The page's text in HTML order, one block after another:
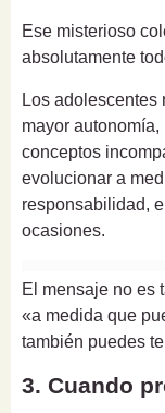
Ese misterioso
absolutamente
Los adolescentes
mayor
conceptos
evolucionar a
responsabilidad,
ocasiones.
El mensaje no es
«a medida que
también puedes
3. Cuando